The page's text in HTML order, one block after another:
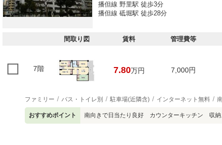
播但線 野里駅 徒歩3分
播但線 砥堀駅 徒歩28分
間取り図 賃料 管理費等
7階 7.80万円 7,000円
ファミリー バス・トイレ別 駐車場(近隣含) インターネット無料
おすすめポイント 南向きで日当たり良好 カウンターキッチン 収納